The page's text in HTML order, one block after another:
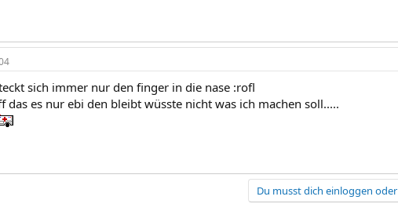
sich immer nur den finger in die nase :rofl
das es nur ebi den bleibt wüsste nicht was ich machen soll.....
Du musst dich einloggen